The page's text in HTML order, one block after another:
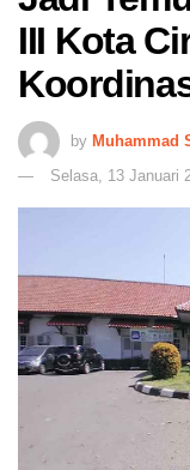
III Kota
by Muhammad
Selasa, 13 Januari